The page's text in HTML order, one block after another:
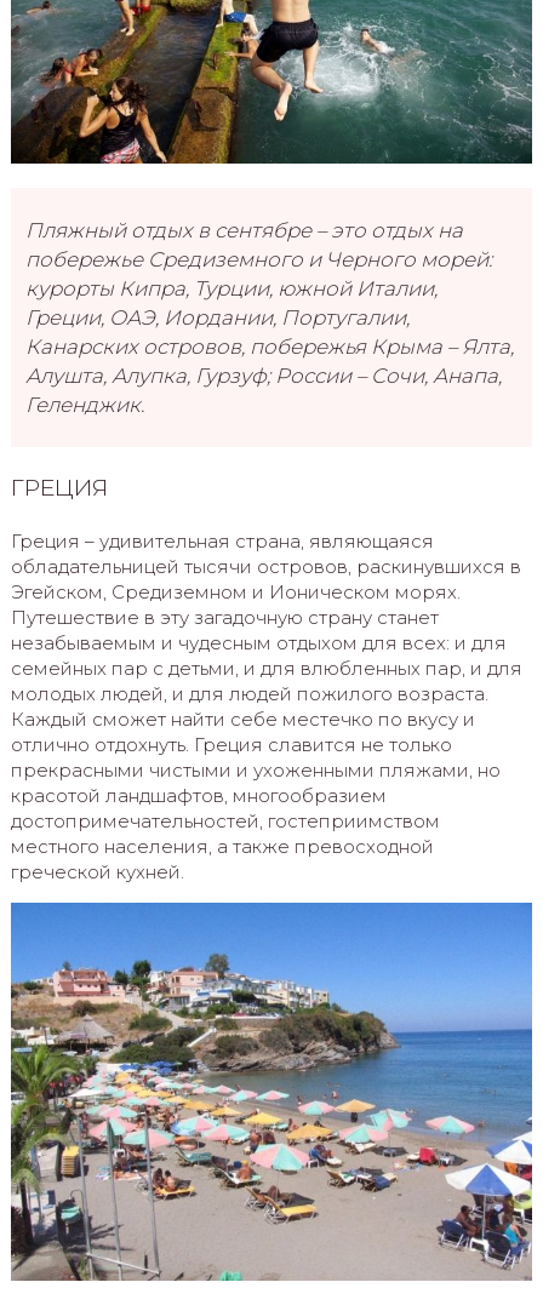
Пляжный отдых в сентябре – это отдых на
побережье Средиземного и Черного морей:
курорты Кипра, Турции, южной Италии,
Греции, ОАЭ, Иордании, Португалии,
Канарских островов, побережья Крыма – Ялта,
Алушта, Алупка, Гурзуф; России – Сочи, Анапа,
Геленджик.
ГРЕЦИЯ
Греция – удивительная страна, являющаяся
обладательницей тысячи островов, раскинувшихся в
Эгейском, Средиземном и Ионическом морях.
Путешествие в эту загадочную страну станет
незабываемым и чудесным отдыхом для всех: и для
семейных пар с детьми, и для влюбленных пар, и для
молодых людей, и для людей пожилого возраста.
Каждый сможет найти себе местечко по вкусу и
отлично отдохнуть. Греция славится не только
прекрасными чистыми и ухоженными пляжами, но
красотой ландшафтов, многообразием
достопримечательностей, гостеприимством
местного населения, а также превосходной
греческой кухней.